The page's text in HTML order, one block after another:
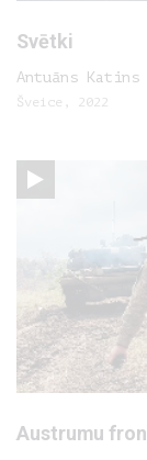
Svētki
Antuāns Katins
Šveice, 2022
Austrumu